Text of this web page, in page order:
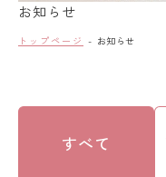
お知らせ
トップページ お知らせ
すべて